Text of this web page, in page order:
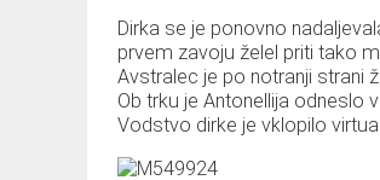
Dirka se je ponovno
prvem zavoju želel priti tako
Avstralec je po notranji strani
Ob trku je Antonellija odneslo
Vodstvo dirke je vklopilo